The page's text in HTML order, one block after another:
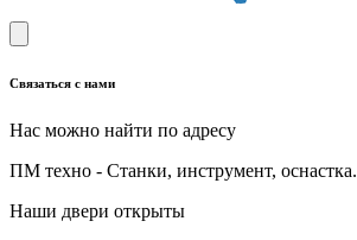
Связаться с нами
Нас можно найти по адресу
ПМ техно - Станки, инструмент, оснастка.
Наши двери открыты